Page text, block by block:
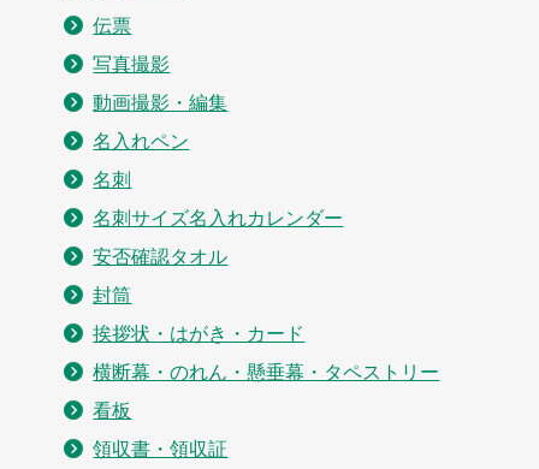
伝票
写真撮影
動画撮影・編集
名入れペン
名刺
名刺サイズ名入れカレンダー
安否確認タオル
封筒
挨拶状・はがき・カード
横断幕・のれん・懸垂幕・タペストリー
看板
領収書・領収証